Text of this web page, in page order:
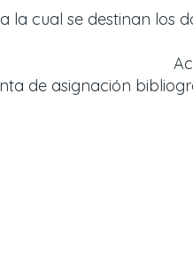
la cual se destinan los
de asignación